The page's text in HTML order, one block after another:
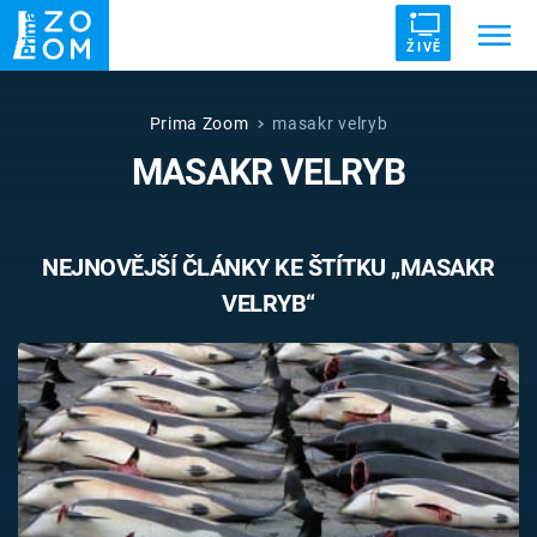
ŽIVĚ
ZRÁDCI UFO DRUHÁ SVĚTOVÁ VÁLKA
VETŘELCI DÁVNOVĚKU
Témata
Pořady
TV Program
Prima Zoom masakr velryb
MASAKR VELRYB
NEJNOVĚJŠÍ ČLÁNKY KE ŠTÍTKU „MASAKR
VELRYB“